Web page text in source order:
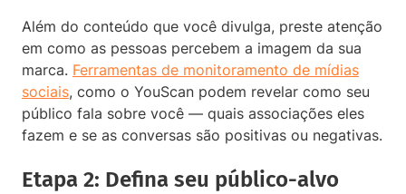
Além do conteúdo que você divulga, preste atenção
em como as pessoas percebem a imagem da sua
marca. Ferramentas de monitoramento de mídias
sociais, como o YouScan podem revelar como seu
público fala sobre você — quais associações eles
fazem e se as conversas são positivas ou negativas.
Etapa 2: Defina seu público-alvo